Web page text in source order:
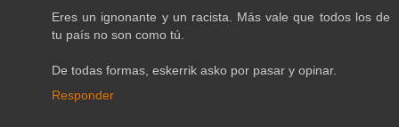
Eres un ignonante y un racista. Más vale que todos los de
tu país no son como tú.
De todas formas, eskerrik asko por pasar y opinar.
Responder